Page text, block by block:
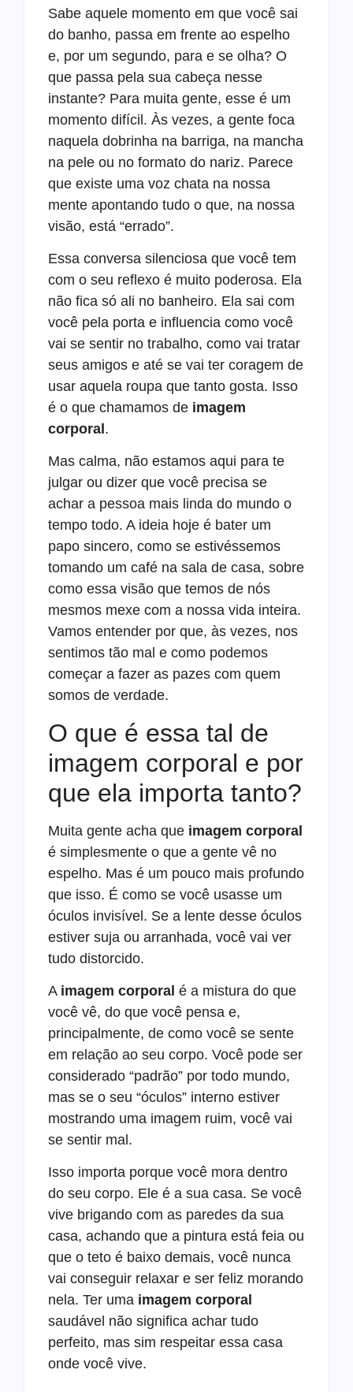
Sabe aquele momento em que você sai
do banho, passa em frente ao espelho
e, por um segundo, para e se olha? O
que passa pela sua cabeça nesse
instante? Para muita gente, esse é um
momento difícil. Às vezes, a gente foca
naquela dobrinha na barriga, na mancha
na pele ou no formato do nariz. Parece
que existe uma voz chata na nossa
mente apontando tudo o que, na nossa
visão, está “errado”.
Essa conversa silenciosa que você tem
com o seu reflexo é muito poderosa. Ela
não fica só ali no banheiro. Ela sai com
você pela porta e influencia como você
vai se sentir no trabalho, como vai tratar
seus amigos e até se vai ter coragem de
usar aquela roupa que tanto gosta. Isso
é o que chamamos de imagem
corporal.
Mas calma, não estamos aqui para te
julgar ou dizer que você precisa se
achar a pessoa mais linda do mundo o
tempo todo. A ideia hoje é bater um
papo sincero, como se estivéssemos
tomando um café na sala de casa, sobre
como essa visão que temos de nós
mesmos mexe com a nossa vida inteira.
Vamos entender por que, às vezes, nos
sentimos tão mal e como podemos
começar a fazer as pazes com quem
somos de verdade.
O que é essa tal de
imagem corporal e por
que ela importa tanto?
Muita gente acha que imagem corporal
é simplesmente o que a gente vê no
espelho. Mas é um pouco mais profundo
que isso. É como se você usasse um
óculos invisível. Se a lente desse óculos
estiver suja ou arranhada, você vai ver
tudo distorcido.
A imagem corporal é a mistura do que
você vê, do que você pensa e,
principalmente, de como você se sente
em relação ao seu corpo. Você pode ser
considerado “padrão” por todo mundo,
mas se o seu “óculos” interno estiver
mostrando uma imagem ruim, você vai
se sentir mal.
Isso importa porque você mora dentro
do seu corpo. Ele é a sua casa. Se você
vive brigando com as paredes da sua
casa, achando que a pintura está feia ou
que o teto é baixo demais, você nunca
vai conseguir relaxar e ser feliz morando
nela. Ter uma imagem corporal
saudável não significa achar tudo
perfeito, mas sim respeitar essa casa
onde você vive.